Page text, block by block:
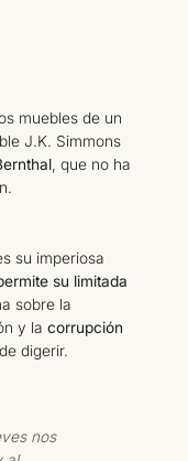
muebles de un
J.K. Simmons
, que no ha
su imperiosa
su limitada
sobre la
y la corrupción
digerir.
nos